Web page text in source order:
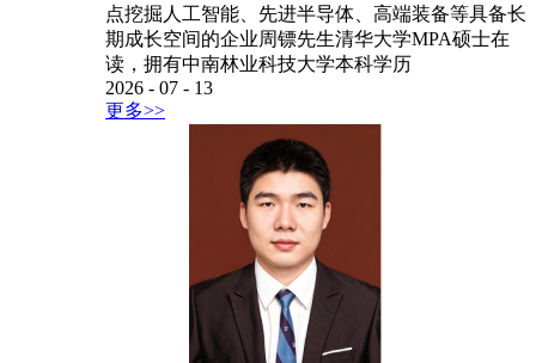
点挖掘人工智能、先进半导体、高端装备等具备长
期成长空间的企业周镖先生清华大学MPA硕士在
读，拥有中南林业科技大学本科学历
2026 - 07 - 13
更多>>